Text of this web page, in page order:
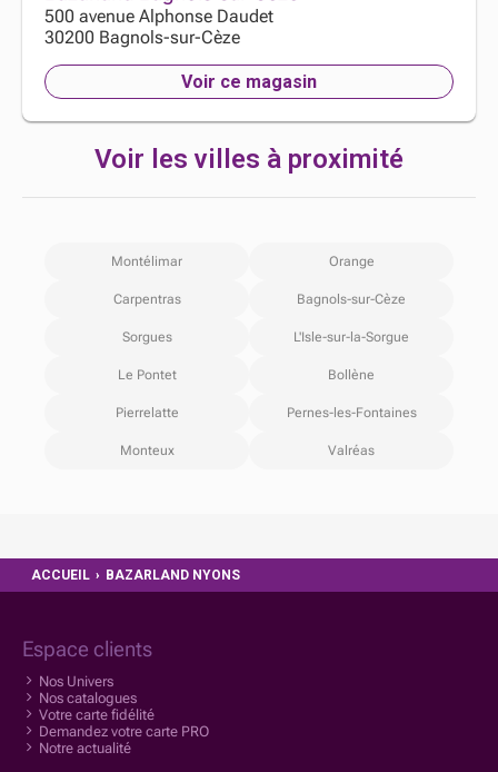
500 avenue Alphonse Daudet
30200 Bagnols-sur-Cèze
Voir ce magasin
Voir les villes à proximité
Montélimar Orange
Carpentras Bagnols-sur-Cèze
Sorgues L'Isle-sur-la-Sorgue
Le Pontet Bollène
Pierrelatte Pernes-les-Fontaines
Monteux Valréas
ACCUEIL › BAZARLAND NYONS
Espace clients
Nos Univers
Nos catalogues
Votre carte fidélité
Demandez votre carte PRO
Notre actualité